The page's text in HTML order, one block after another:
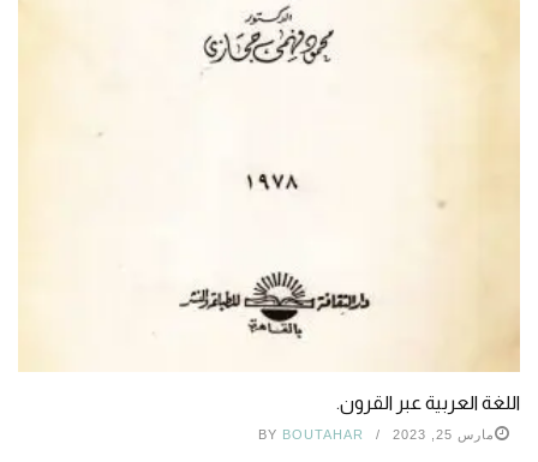
اللغة العربية عبر القرون.
مارس 25, 2023 BY BOUTAHAR